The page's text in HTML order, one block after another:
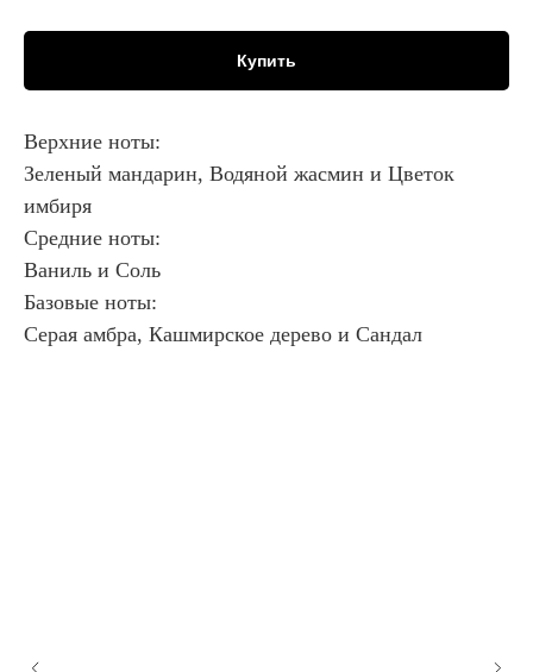
Купить
Верхние ноты:
Зеленый мандарин, Водяной жасмин и Цветок
имбиря
Средние ноты:
Ваниль и Соль
Базовые ноты:
Серая амбра, Кашмирское дерево и Сандал